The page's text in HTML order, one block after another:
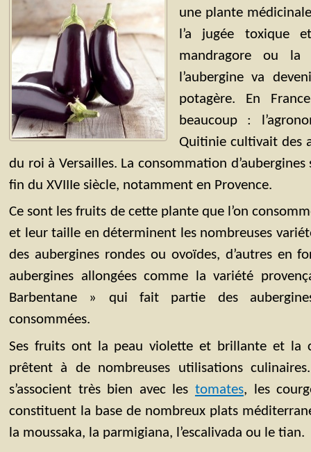
une plante
l’a jugée toxique
mandragore ou la
l’aubergine va
potagère. En
beaucoup :
Quitinie cultivait des
du roi à Versailles. La consommation
fin du XVIIIe siècle, notamment en Provence.
Ce sont les fruits de cette plante que l’on
et leur taille en déterminent les nombreuses
des aubergines rondes ou ovoïdes, d’autres en
aubergines allongées comme la variété
Barbentane » qui fait partie des
consommées.
Ses fruits ont la peau violette et brillante et la
prêtent à de nombreuses utilisations
s’associent très bien avec les tomates, les
constituent la base de nombreux plats
la moussaka, la parmigiana, l’escalivada ou le tian.